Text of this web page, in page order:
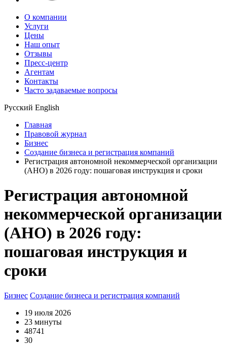
О компании
Услуги
Цены
Наш опыт
Отзывы
Пресс-центр
Агентам
Контакты
Часто задаваемые вопросы
Русский English
Главная
Правовой журнал
Бизнес
Создание бизнеса и регистрация компаний
Регистрация автономной некоммерческой организации
(АНО) в 2026 году: пошаговая инструкция и сроки
Регистрация автономной
некоммерческой организации
(АНО) в 2026 году:
пошаговая инструкция и
сроки
Бизнес Создание бизнеса и регистрация компаний
19 июля 2026
23 минуты
48741
30